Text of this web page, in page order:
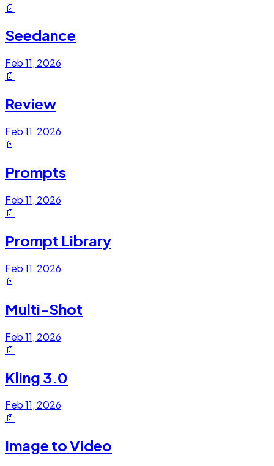
📄
Seedance
Feb 11, 2026
📄
Review
Feb 11, 2026
📄
Prompts
Feb 11, 2026
📄
Prompt Library
Feb 11, 2026
📄
Multi-Shot
Feb 11, 2026
📄
Kling 3.0
Feb 11, 2026
📄
Image to Video